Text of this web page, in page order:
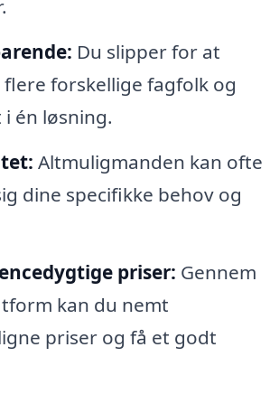
Du slipper for at
forskellige fagfolk og
i én løsning.
Altmuligmanden kan ofte
dine specifikke behov og
priser: Gennem
kan du nemt
priser og få et godt